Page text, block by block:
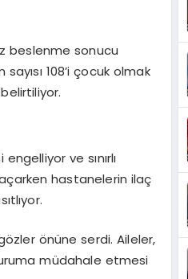
beslenme sonucu
108’i çocuk olmak
ve sınırlı
hastanelerin ilaç
önüne serdi. Aileler,
müdahale etmesi